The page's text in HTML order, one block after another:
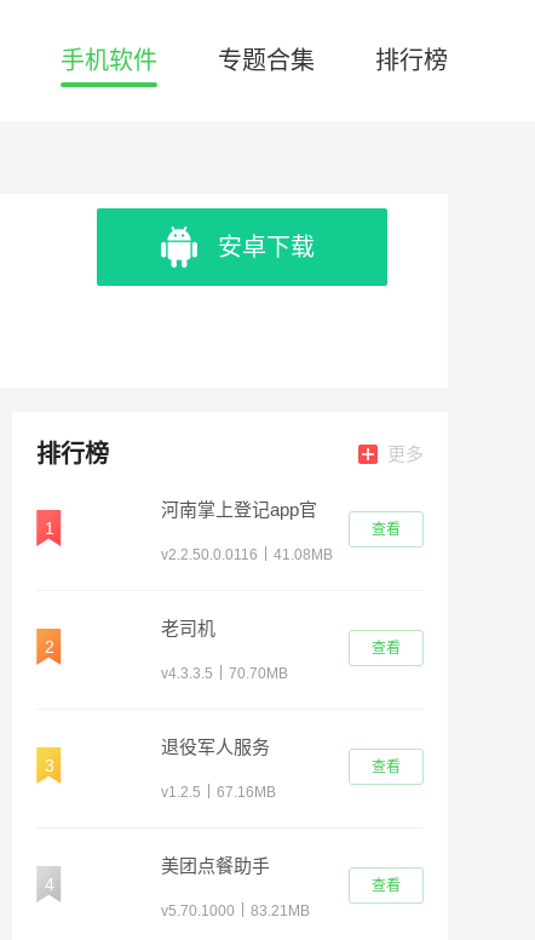
手机软件 专题合集 排行榜
安卓下载
排行榜 更多
1
河南掌上登记app官
v2.2.50.0.0116 41.08MB
查看
2
老司机
v4.3.3.5 70.70MB
查看
3
退役军人服务
v1.2.5 67.16MB
查看
4
美团点餐助手
v5.70.1000 83.21MB
查看